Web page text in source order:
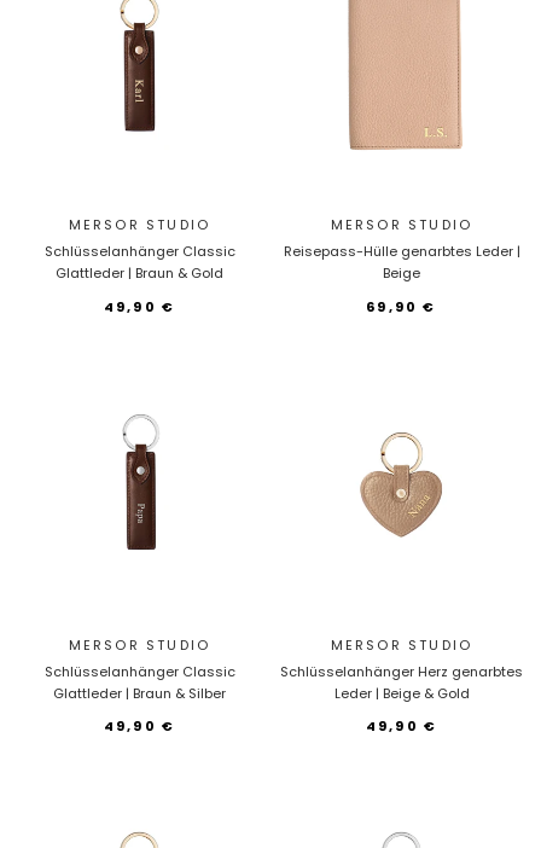
MERSOR STUDIO
Schlüsselanhänger Classic
Glattleder | Braun & Gold
49,90 €
MERSOR STUDIO
Reisepass-Hülle genarbtes Leder |
Beige
69,90 €
MERSOR STUDIO
Schlüsselanhänger Classic
Glattleder | Braun & Silber
49,90 €
MERSOR STUDIO
Schlüsselanhänger Herz genarbtes
Leder | Beige & Gold
49,90 €